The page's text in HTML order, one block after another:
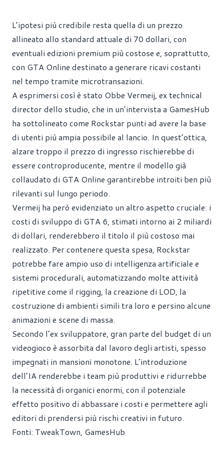
L’ipotesi più credibile resta quella di un prezzo
allineato allo standard attuale di 70 dollari, con
eventuali edizioni premium più costose e, soprattutto,
con GTA Online destinato a generare ricavi costanti
nel tempo tramite microtransazioni.
A esprimersi così è stato Obbe Vermeij, ex technical
director dello studio, che in un’intervista a GamesHub
ha sottolineato come Rockstar punti ad avere la base
di utenti più ampia possibile al lancio. In quest’ottica,
alzare troppo il prezzo di ingresso rischierebbe di
essere controproducente, mentre il modello già
collaudato di GTA Online garantirebbe introiti ben più
rilevanti sul lungo periodo.
Vermeij ha però evidenziato un altro aspetto cruciale: i
costi di sviluppo di GTA 6, stimati intorno ai 2 miliardi
di dollari, renderebbero il titolo il più costoso mai
realizzato. Per contenere questa spesa, Rockstar
potrebbe fare ampio uso di intelligenza artificiale e
sistemi procedurali, automatizzando molte attività
ripetitive come il rigging, la creazione di LOD, la
costruzione di ambienti simili tra loro e persino alcune
animazioni e scene di massa.
Secondo l’ex sviluppatore, gran parte del budget di un
videogioco è assorbita dal lavoro degli artisti, spesso
impegnati in mansioni monotone. L’introduzione
dell’IA renderebbe i team più produttivi e ridurrebbe
la necessità di organici enormi, con il potenziale
effetto positivo di abbassare i costi e permettere agli
editori di prendersi più rischi creativi in futuro.
Fonti: TweakTown, GamesHub